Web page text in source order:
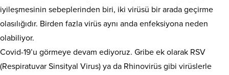
iyileşmesinin sebeplerinden biri, iki virüsü bir arada geçirme
olasılığıdır. Birden fazla virüs aynı anda enfeksiyona neden
olabiliyor.
Covid-19’u görmeye devam ediyoruz. Gribe ek olarak RSV
(Respiratuvar Sinsityal Virus) ya da Rhinovirüs gibi virüslerle